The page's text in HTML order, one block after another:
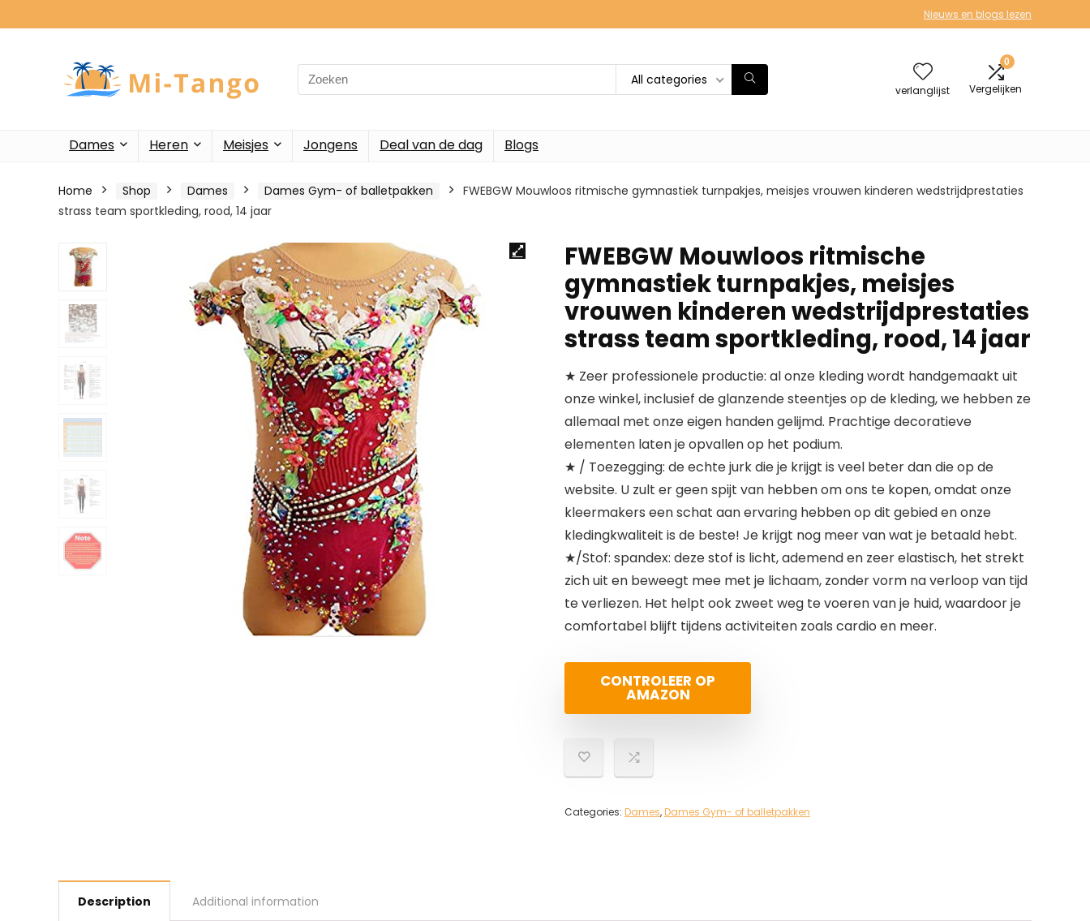
Nieuws en blogs lezen
Search
for:
All categories
verlanglijst
0
Vergelijken
Dames Heren Meisjes Jongens Deal van de dag Blogs
Home Shop Dames Dames Gym- of balletpakken
FWEBGW Mouwloos ritmische gymnastiek turnpakjes, meisjes vrouwen kinderen wedstrijdprestaties
strass team sportkleding, rood, 14 jaar
FWEBGW Mouwloos ritmische
gymnastiek turnpakjes, meisjes
vrouwen kinderen wedstrijdprestaties
strass team sportkleding, rood, 14 jaar
★ Zeer professionele productie: al onze kleding wordt handgemaakt uit
onze winkel, inclusief de glanzende steentjes op de kleding, we hebben ze
allemaal met onze eigen handen gelijmd. Prachtige decoratieve
elementen laten je opvallen op het podium.
★ / Toezegging: de echte jurk die je krijgt is veel beter dan die op de
website. U zult er geen spijt van hebben om ons te kopen, omdat onze
kleermakers een schat aan ervaring hebben op dit gebied en onze
kledingkwaliteit is de beste! Je krijgt nog meer van wat je betaald hebt.
★/Stof: spandex: deze stof is licht, ademend en zeer elastisch, het strekt
zich uit en beweegt mee met je lichaam, zonder vorm na verloop van tijd
te verliezen. Het helpt ook zweet weg te voeren van je huid, waardoor je
comfortabel blijft tijdens activiteiten zoals cardio en meer.
CONTROLEER OP
AMAZON
Categories: Dames,Dames Gym- of balletpakken
Description Additional information